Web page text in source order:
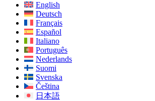
English
Deutsch
Français
Español
Italiano
Português
Nederlands
Suomi
Svenska
Čeština
日本語